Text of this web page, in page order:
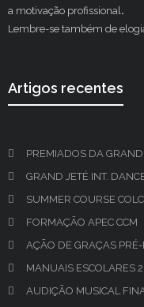
a motivação profissional.
Lembre-se também de
Artigos recentes
PREMIADOS DA GRAND
GRAND JETÉ INT.
SUMMER COURSE
FORMAÇÃO APEC CCM
AÇÃO DE GRAÇAS PRÉ-
MANUAIS ESCOLARES
AUDIÇÃO MUSICAL